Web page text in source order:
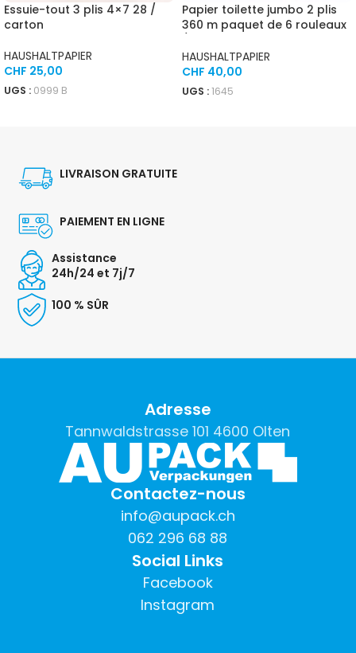
Essuie-tout 3 plis 4×7 28 /
carton
HAUSHALTPAPIER
CHF 25,00
UGS : 0999 B
Papier toilette jumbo 2 plis
360 m paquet de 6 rouleaux
HAUSHALTPAPIER
CHF 40,00
UGS :1645
LIVRAISON GRATUITE
PAIEMENT EN LIGNE
Assistance
24h/24 et 7j/7
100 % SÛR
Adresse
Tannwaldstrasse 101 4600 Olten
Contactez-nous
info@aupack.ch
062 296 68 88
Social Links
Facebook
Instagram